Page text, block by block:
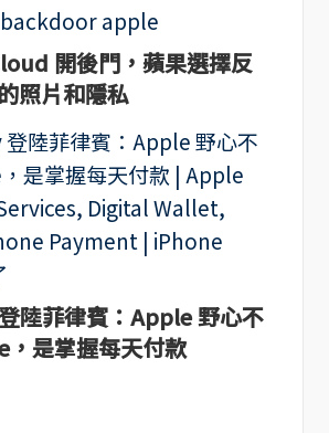
開後門，蘋果選擇反
照片和隱私
陸菲律賓：Apple 野心不
是掌握每天付款